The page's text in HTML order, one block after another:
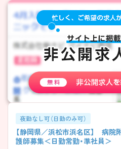
夜勤なし可（日勤のみ可）
【静岡県／浜松市浜名区】 病院
護師募集＜日勤常勤・準社員＞